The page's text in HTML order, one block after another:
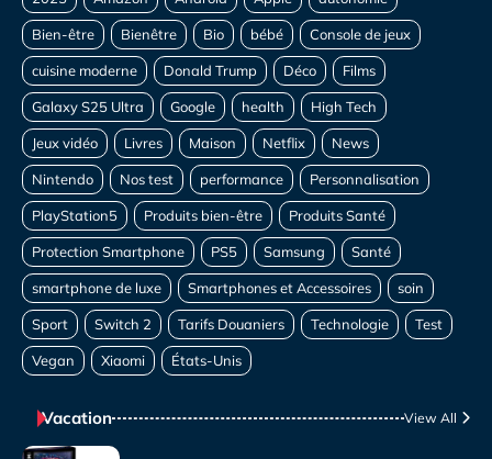
Vacation View All